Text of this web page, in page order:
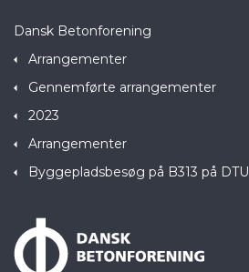
Dansk Betonforening
Arrangementer
Gennemførte arrangementer
2023
Arrangementer
Byggepladsbesøg på B313 på DTU